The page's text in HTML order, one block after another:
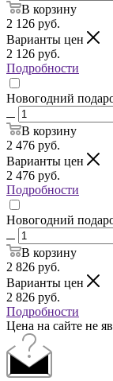
В корзину
2 126 руб.
Варианты цен
2 126 руб.
Подробности
Новогодний
В корзину
2 476 руб.
Варианты цен
2 476 руб.
Подробности
Новогодний
В корзину
2 826 руб.
Варианты цен
2 826 руб.
Подробности
Цена на сайте не